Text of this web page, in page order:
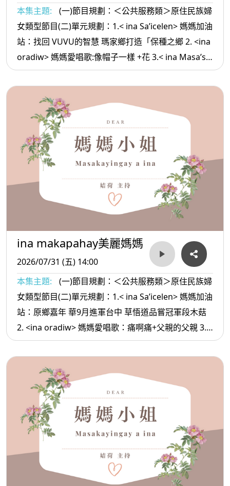
本集主題:
(一)節目規劃：＜公共服務類＞原住民族婦
女類型節目(二)單元規劃：1.< ina Sa’icelen> 媽媽加油
站：找回 VUVU的智慧 瑪家鄉打造「保種之鄉 2. <ina
oradiw> 媽媽愛唱歌:像帽子一樣 +花 3.< ina Masa’sa
>媽媽放輕鬆:別委屈 自己
ina makapahay美麗媽媽
2026/07/31 (五) 14:00
本集主題:
(一)節目規劃：＜公共服務類＞原住民族婦
女類型節目(二)單元規劃：1.< ina Sa’icelen> 媽媽加油
站：原鄉嘉年 華9月進軍台中 草悟道品嘗冠軍段木菇
2. <ina oradiw> 媽媽愛唱歌：痛啊痛+父親的父親 3.<
ina Masa’sa >媽媽放輕鬆:一生都還不完的人情